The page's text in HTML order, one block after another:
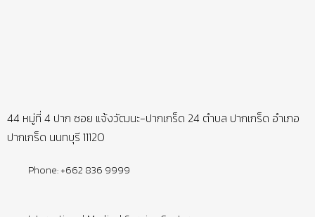
44 หมู่ที่ 4 ปาก ซอย แจ้งวัฒนะ-ปากเกร็ด 24 ตำบล ปากเกร็ด อำเภอ
ปากเกร็ด นนทบุรี 11120
Phone: +662 836 9999